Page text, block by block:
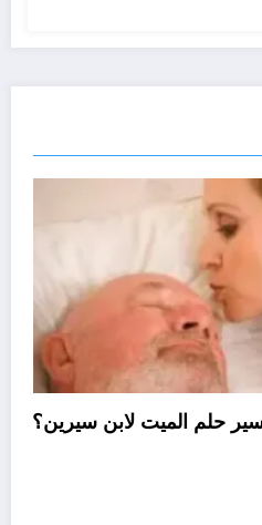
لتفسير حلم